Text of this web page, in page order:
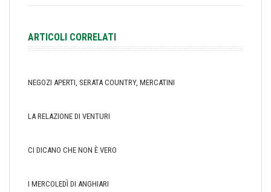
ARTICOLI CORRELATI
NEGOZI APERTI, SERATA COUNTRY, MERCATINI
LA RELAZIONE DI VENTURI
CI DICANO CHE NON È VERO
I MERCOLEDÌ DI ANGHIARI